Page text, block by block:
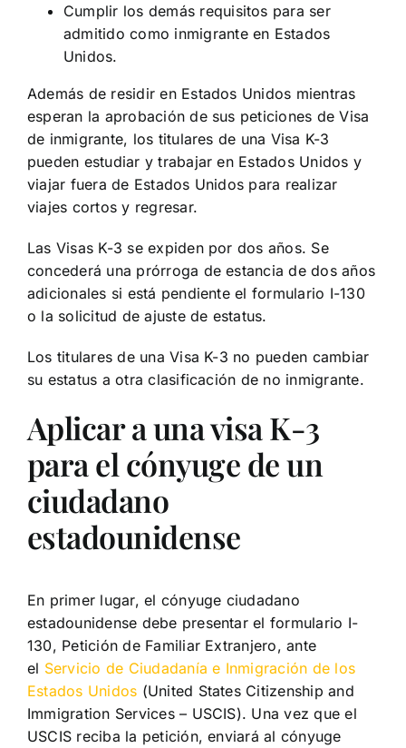
Cumplir los demás requisitos para ser
admitido como inmigrante en Estados
Unidos.
Además de residir en Estados Unidos mientras
esperan la aprobación de sus peticiones de Visa
de inmigrante, los titulares de una Visa K-3
pueden estudiar y trabajar en Estados Unidos y
viajar fuera de Estados Unidos para realizar
viajes cortos y regresar.
Las Visas K-3 se expiden por dos años. Se
concederá una prórroga de estancia de dos años
adicionales si está pendiente el formulario I-130
o la solicitud de ajuste de estatus.
Los titulares de una Visa K-3 no pueden cambiar
su estatus a otra clasificación de no inmigrante.
Aplicar a una visa K-3
para el cónyuge de un
ciudadano
estadounidense
En primer lugar, el cónyuge ciudadano
estadounidense debe presentar el formulario I-
130, Petición de Familiar Extranjero, ante
el Servicio de Ciudadanía e Inmigración de los
Estados Unidos (United States Citizenship and
Immigration Services – USCIS). Una vez que el
USCIS reciba la petición, enviará al cónyuge